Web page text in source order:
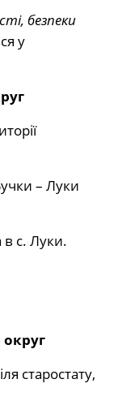
безпеки
у
– Луки
с. Луки.
старостату,